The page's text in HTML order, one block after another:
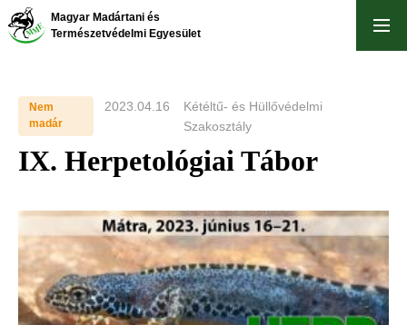
Skip
to
Magyar Madártani és
Természetvédelmi Egyesület
Nem
madár
2023.04.16
Kétéltű- és Hüllővédelmi
Szakosztály
IX. Herpetológiai Tábor